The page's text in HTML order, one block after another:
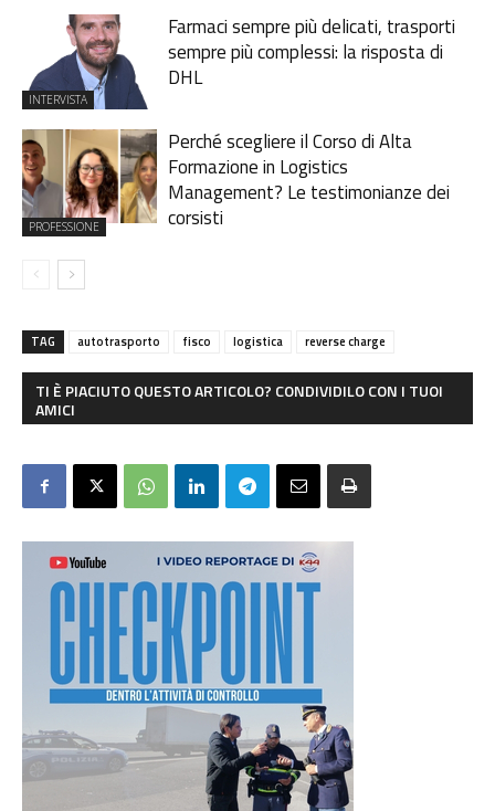
INTERVISTA
Farmaci sempre più delicati, trasporti
sempre più complessi: la risposta di
DHL
PROFESSIONE
Perché scegliere il Corso di Alta
Formazione in Logistics
Management? Le testimonianze dei
corsisti
TAG autotrasporto fisco logistica reverse charge
TI È PIACIUTO QUESTO ARTICOLO? CONDIVIDILO CON I TUOI
AMICI